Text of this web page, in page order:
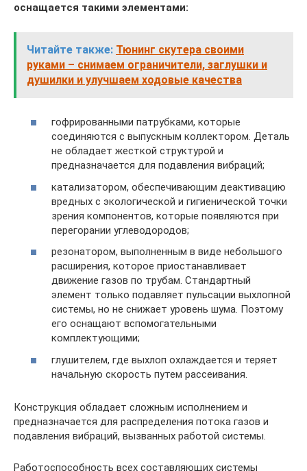
оснащается такими элементами:
Читайте также: Тюнинг скутера своими
руками – снимаем ограничители, заглушки и
душилки и улучшаем ходовые качества
гофрированными патрубками, которые
соединяются с выпускным коллектором. Деталь
не обладает жесткой структурой и
предназначается для подавления вибраций;
катализатором, обеспечивающим деактивацию
вредных с экологической и гигиенической точки
зрения компонентов, которые появляются при
перегорании углеводородов;
резонатором, выполненным в виде небольшого
расширения, которое приостанавливает
движение газов по трубам. Стандартный
элемент только подавляет пульсации выхлопной
системы, но не снижает уровень шума. Поэтому
его оснащают вспомогательными
комплектующими;
глушителем, где выхлоп охлаждается и теряет
начальную скорость путем рассеивания.
Конструкция обладает сложным исполнением и
предназначается для распределения потока газов и
подавления вибраций, вызванных работой системы.
Работоспособность всех составляющих системы